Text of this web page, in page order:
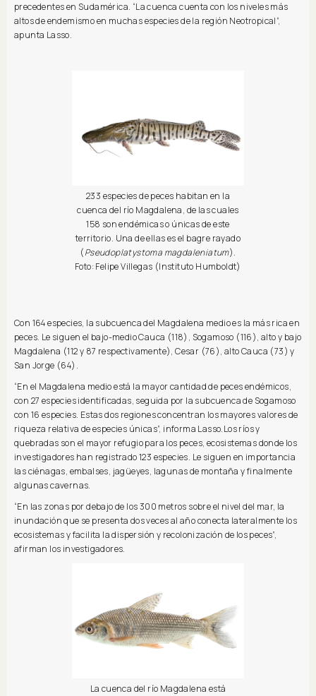
precedentes en Sudamérica. “La cuenca cuenta con los niveles más
altos de endemismo en muchas especies de la región Neotropical”,
apunta Lasso.
233 especies de peces habitan en la
cuenca del río Magdalena, de las cuales
158 son endémicas o únicas de este
territorio. Una de ellas es el bagre rayado
(Pseudoplatystoma magdaleniatum).
Foto: Felipe Villegas (Instituto Humboldt)
Con 164 especies, la subcuenca del Magdalena medio es la más rica en
peces. Le siguen el bajo-medio Cauca (118), Sogamoso (116), alto y bajo
Magdalena (112 y 87 respectivamente), Cesar (76), alto Cauca (73) y
San Jorge (64).
“En el Magdalena medio está la mayor cantidad de peces endémicos,
con 27 especies identificadas, seguida por la subcuenca de Sogamoso
con 16 especies. Estas dos regiones concentran los mayores valores de
riqueza relativa de especies únicas”, informa Lasso.Los ríos y
quebradas son el mayor refugio para los peces, ecosistemas donde los
investigadores han registrado 123 especies. Le siguen en importancia
las ciénagas, embalses, jagüeyes, lagunas de montaña y finalmente
algunas cavernas.
“En las zonas por debajo de los 300 metros sobre el nivel del mar, la
inundación que se presenta dos veces al año conecta lateralmente los
ecosistemas y facilita la dispersión y recolonización de los peces”,
afirman los investigadores.
La cuenca del río Magdalena está